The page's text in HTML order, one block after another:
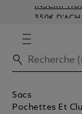
350€
Sacs
Pochettes Et